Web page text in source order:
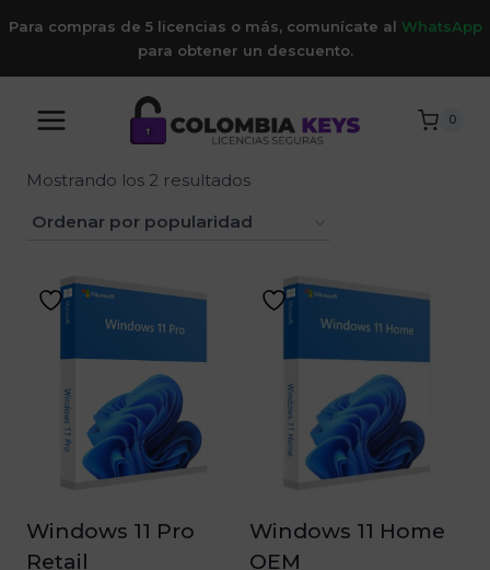
contenido
Para compras de 5 licencias o más, comunícate al WhatsApp
para obtener un descuento.
0
Mostrando los 2 resultadosOrdenado
por
Windows 11 Pro
Retail
Windows 11 Home
OEM